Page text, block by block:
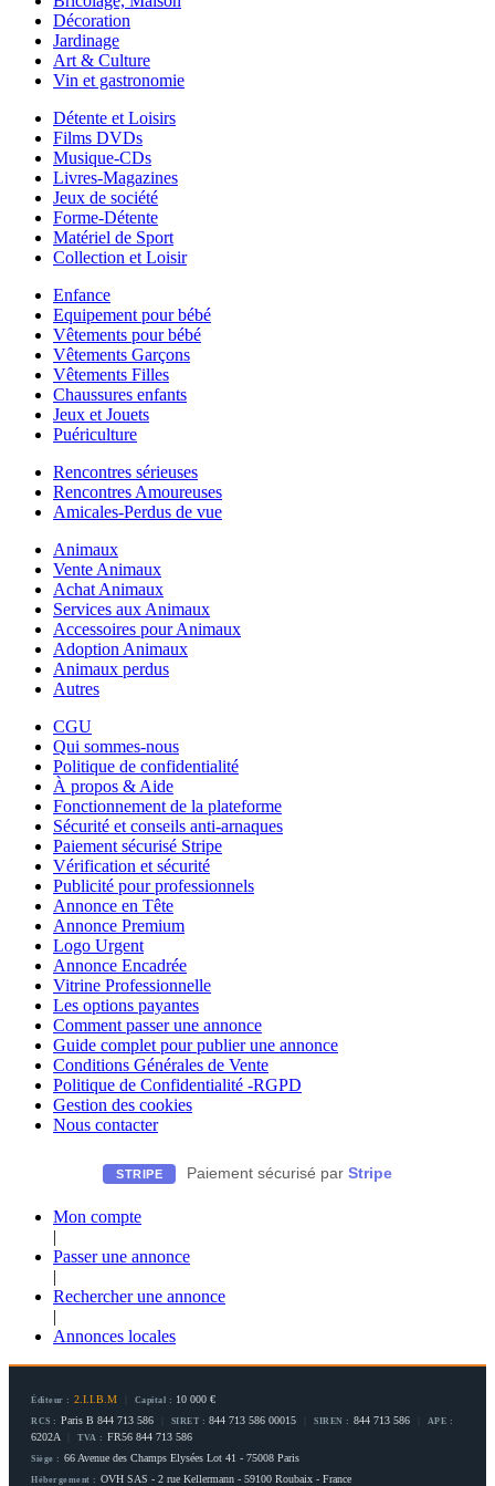
Décoration
Jardinage
Art & Culture
Vin et gastronomie
Détente et Loisirs
Films DVDs
Musique-CDs
Livres-Magazines
Jeux de société
Forme-Détente
Matériel de Sport
Collection et Loisir
Enfance
Equipement pour bébé
Vêtements pour bébé
Vêtements Garçons
Vêtements Filles
Chaussures enfants
Jeux et Jouets
Puériculture
Rencontres sérieuses
Rencontres Amoureuses
Amicales-Perdus de vue
Animaux
Vente Animaux
Achat Animaux
Services aux Animaux
Accessoires pour Animaux
Adoption Animaux
Animaux perdus
Autres
CGU
Qui sommes-nous
Politique de confidentialité
À propos & Aide
Fonctionnement de la plateforme
Sécurité et conseils anti-arnaques
Paiement sécurisé Stripe
Vérification et sécurité
Publicité pour professionnels
Annonce en Tête
Annonce Premium
Logo Urgent
Annonce Encadrée
Vitrine Professionnelle
Les options payantes
Comment passer une annonce
Guide complet pour publier une annonce
Conditions Générales de Vente
Politique de Confidentialité -RGPD
Gestion des cookies
Nous contacter
STRIPE Paiement sécurisé par Stripe
Mon compte
|
Passer une annonce
|
Rechercher une annonce
|
Annonces locales
Éditeur : 2.I.I.B.M Capital : 10 000 €
RCS : Paris B 844 713 586 SIRET : 844 713 586 00015 SIREN : 844 713 586 APE :
6202A TVA : FR56 844 713 586
Siège : 66 Avenue des Champs Elysées Lot 41 - 75008 Paris
Hébergement : OVH SAS - 2 rue Kellermann - 59100 Roubaix - France